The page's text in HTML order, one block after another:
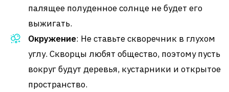
палящее полуденное солнце не будет его
выжигать.
Окружение: Не ставьте скворечник в глухом
углу. Скворцы любят общество, поэтому пусть
вокруг будут деревья, кустарники и открытое
пространство.